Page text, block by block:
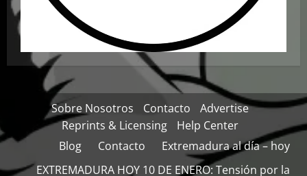
Sobre Nosotros Contacto
Advertise
Reprints & Licensing
Help Center
Blog
Contacto
Extremadura al día – hoy
EXTREMADURA HOY 10 DE ENERO: Tensión por la